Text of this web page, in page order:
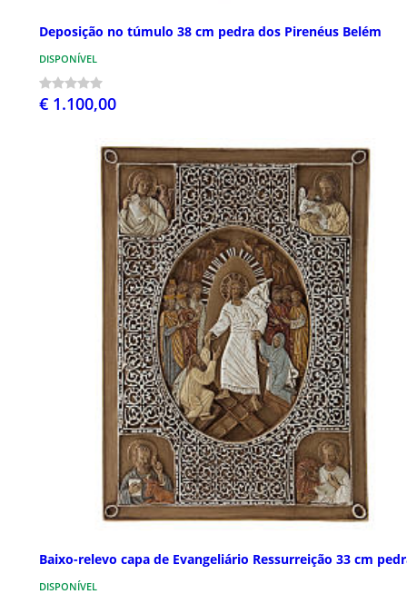
Deposição no túmulo 38 cm pedra dos Pirenéus Belém
DISPONÍVEL
€ 1.100,00
Baixo-relevo capa de Evangeliário Ressurreição 33 cm
DISPONÍVEL